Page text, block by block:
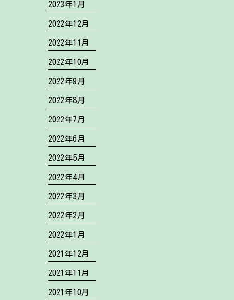
2023年1月
2022年12月
2022年11月
2022年10月
2022年9月
2022年8月
2022年7月
2022年6月
2022年5月
2022年4月
2022年3月
2022年2月
2022年1月
2021年12月
2021年11月
2021年10月